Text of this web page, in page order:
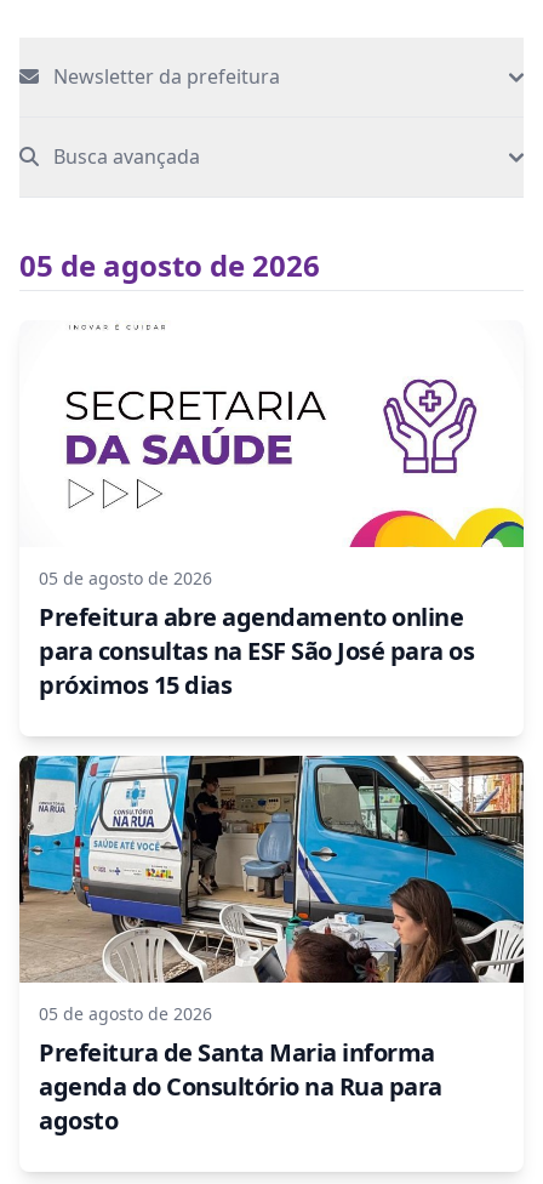
Newsletter da prefeitura
Busca avançada
05 de agosto de 2026
05 de agosto de 2026
Prefeitura abre agendamento online
para consultas na ESF São José para os
próximos 15 dias
05 de agosto de 2026
Prefeitura de Santa Maria informa
agenda do Consultório na Rua para
agosto